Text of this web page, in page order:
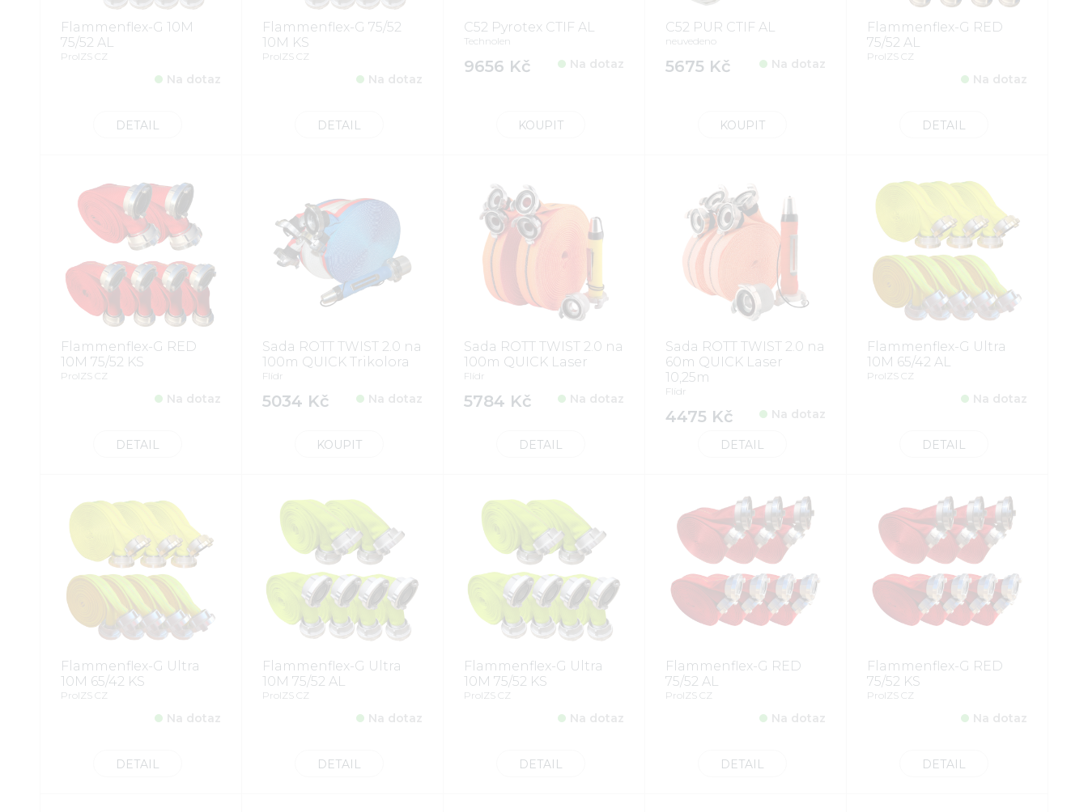
Flammenflex-G 10M
75/52 AL
ProIZS CZ
Na dotaz
DETAIL
Flammenflex-G 75/52
10M KS
ProIZS CZ
Na dotaz
DETAIL
C52 Pyrotex CTIF AL
Technolen
9656 Kč Na dotaz
KOUPIT
C52 PUR CTIF AL
neuvedeno
5675 Kč Na dotaz
KOUPIT
Flammenflex-G RED
75/52 AL
ProIZS CZ
Na dotaz
DETAIL
Flammenflex-G RED
10M 75/52 KS
ProIZS CZ
Na dotaz
DETAIL
Sada ROTT TWIST 2.0 na
100m QUICK Trikolora
Flídr
5034 Kč Na dotaz
KOUPIT
Sada ROTT TWIST 2.0 na
100m QUICK Laser
Flídr
5784 Kč Na dotaz
DETAIL
Sada ROTT TWIST 2.0 na
60m QUICK Laser
10,25m
Flídr
4475 Kč Na dotaz
DETAIL
Flammenflex-G Ultra
10M 65/42 AL
ProIZS CZ
Na dotaz
DETAIL
Flammenflex-G Ultra
10M 65/42 KS
ProIZS CZ
Na dotaz
DETAIL
Flammenflex-G Ultra
10M 75/52 AL
ProIZS CZ
Na dotaz
DETAIL
Flammenflex-G Ultra
10M 75/52 KS
ProIZS CZ
Na dotaz
DETAIL
Flammenflex-G RED
75/52 AL
ProIZS CZ
Na dotaz
DETAIL
Flammenflex-G RED
75/52 KS
ProIZS CZ
Na dotaz
DETAIL